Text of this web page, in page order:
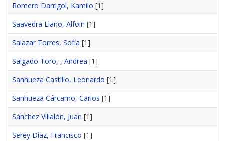
Romero Darrigol, Kamilo [1]
Saavedra Llano, Alfoin [1]
Salazar Torres, Sofía [1]
Salgado Toro, , Andrea [1]
Sanhueza Castillo, Leonardo [1]
Sanhueza Cárcamo, Carlos [1]
Sánchez Villalón, Juan [1]
Serey Díaz, Francisco [1]